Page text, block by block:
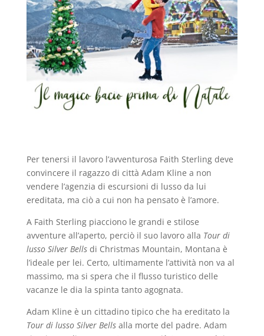
Per tenersi il lavoro l’avventurosa Faith Sterling deve
convincere il ragazzo di città Adam Kline a non
vendere l’agenzia di escursioni di lusso da lui
ereditata, ma ciò a cui non ha pensato è l’amore.
A Faith Sterling piacciono le grandi e stilose
avventure all’aperto, perciò il suo lavoro alla Tour di
lusso Silver Bells di Christmas Mountain, Montana è
l’ideale per lei. Certo, ultimamente l’attività non va al
massimo, ma si spera che il flusso turistico delle
vacanze le dia la spinta tanto agognata.
Adam Kline è un cittadino tipico che ha ereditato la
Tour di lusso Silver Bellsalla morte del padre. Adam